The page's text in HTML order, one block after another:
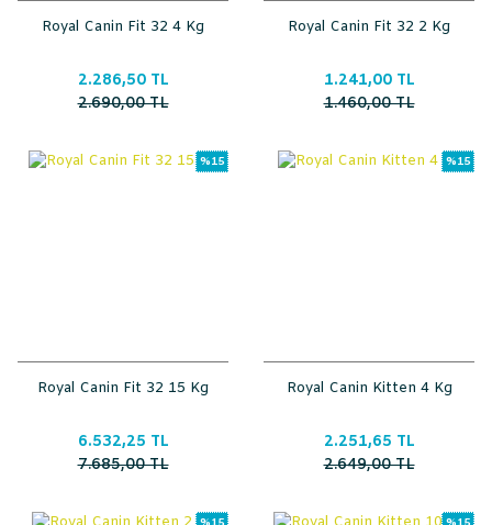
Royal Canin Fit 32 4 Kg
2.286,50 TL
2.690,00 TL
Royal Canin Fit 32 2 Kg
1.241,00 TL
1.460,00 TL
%15
Royal Canin Fit 32 15 Kg
6.532,25 TL
7.685,00 TL
%15
Royal Canin Kitten 4 Kg
2.251,65 TL
2.649,00 TL